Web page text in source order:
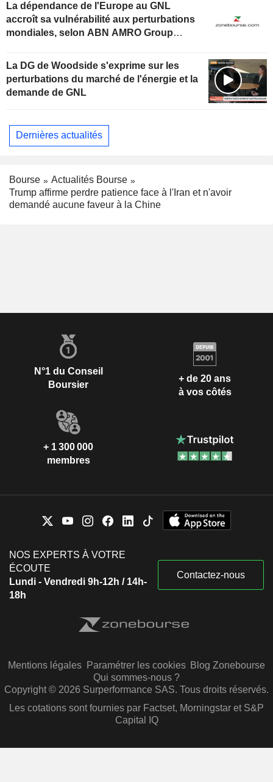
La dépendance de l'Europe au GNL
accroît sa vulnérabilité aux perturbations
mondiales, selon ABN AMRO Group
La DG de Woodside s'exprime sur les
perturbations du marché de l'énergie et la
demande de GNL
Dernières actualités
Bourse
Actualités Bourse
Trump affirme perdre patience face à l'Iran et n'avoir
demandé aucune faveur à la Chine
N°1 du Conseil
Boursier
+ de 20 ans
à vos côtés
+ 1 300 000
membres
NOS EXPERTS À VOTRE
ÉCOUTE
Lundi - Vendredi 9h-12h / 14h-
18h
Contactez-nous
Mentions légales Paramétrer les cookies Blog Zonebourse
Qui sommes-nous ?
Copyright © 2026 Surperformance SAS. Tous droits réservés.
Les cotations sont fournies par Factset, Morningstar et S&P
Capital IQ